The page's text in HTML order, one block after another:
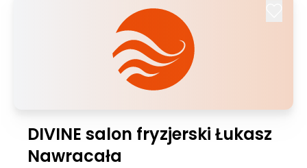
DIVINE salon fryzjerski Łukasz
Nawracała